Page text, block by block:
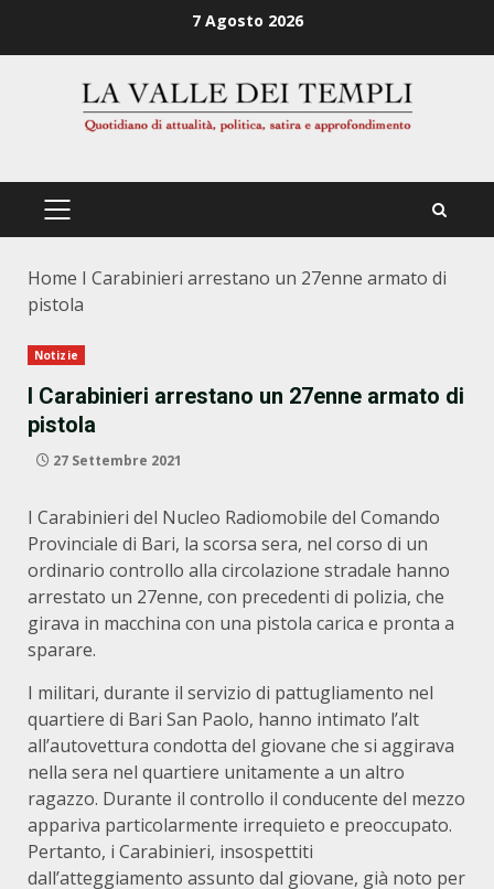
7 Agosto 2026
PRIMÄRES
Home I Carabinieri arrestano un 27enne armato di
pistola
Notizie
I Carabinieri arrestano un 27enne armato di
pistola
27 Settembre 2021
I Carabinieri del Nucleo Radiomobile del Comando
Provinciale di Bari, la scorsa sera, nel corso di un
ordinario controllo alla circolazione stradale hanno
arrestato un 27enne, con precedenti di polizia, che
girava in macchina con una pistola carica e pronta a
sparare.
I militari, durante il servizio di pattugliamento nel
quartiere di Bari San Paolo, hanno intimato l’alt
all’autovettura condotta del giovane che si aggirava
nella sera nel quartiere unitamente a un altro
ragazzo. Durante il controllo il conducente del mezzo
appariva particolarmente irrequieto e preoccupato.
Pertanto, i Carabinieri, insospettiti
dall’atteggiamento assunto dal giovane, già noto per